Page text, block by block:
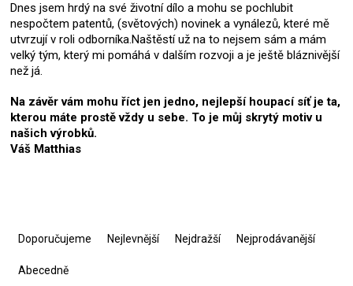
Dnes jsem hrdý na své životní dílo a mohu se pochlubit
nespočtem patentů, (světových) novinek a vynálezů, které mě
utvrzují v roli odborníka.Naštěstí už na to nejsem sám a mám
velký tým, který mi pomáhá v dalším rozvoji a je ještě bláznivější
než já.
Na závěr vám mohu říct jen jedno, nejlepší houpací síť je ta,
kterou máte prostě vždy u sebe. To je můj skrytý motiv u
našich výrobků.
Váš Matthias
Doporučujeme Nejlevnější Nejdražší Nejprodávanější
Abecedně